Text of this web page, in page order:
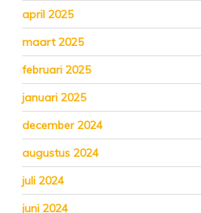
april 2025
maart 2025
februari 2025
januari 2025
december 2024
augustus 2024
juli 2024
juni 2024